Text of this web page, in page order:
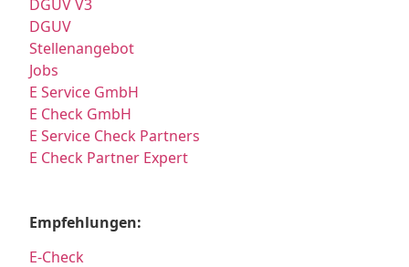
DGUV V3
DGUV
Stellenangebot
Jobs
E Service GmbH
E Check GmbH
E Service Check Partners
E Check Partner Expert
Empfehlungen:
E-Check